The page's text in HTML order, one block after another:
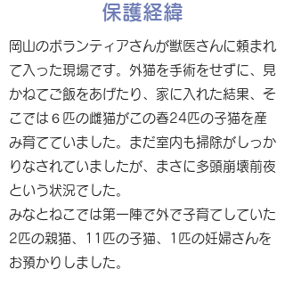
保護経緯
岡山のボランティアさんが獣医さんに頼まれ
て入った現場です。外猫を手術をせずに、見
かねてご飯をあげたり、家に入れた結果、そ
こでは６匹の雌猫がこの春24匹の子猫を産
み育てていました。まだ室内も掃除がしっか
りなされていましたが、まさに多頭崩壊前夜
という状況でした。
みなとねこでは第一陣で外で子育てしていた
2匹の親猫、11匹の子猫、1匹の妊婦さんを
お預かりしました。